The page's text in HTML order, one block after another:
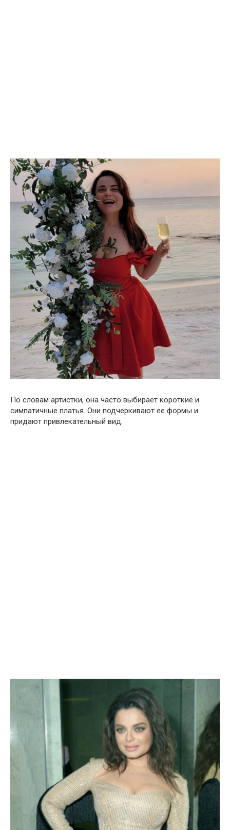
По словам артистки, она часто выбирает короткие и
симпатичные платья. Они подчеркивают ее формы и
придают привлекательный вид.